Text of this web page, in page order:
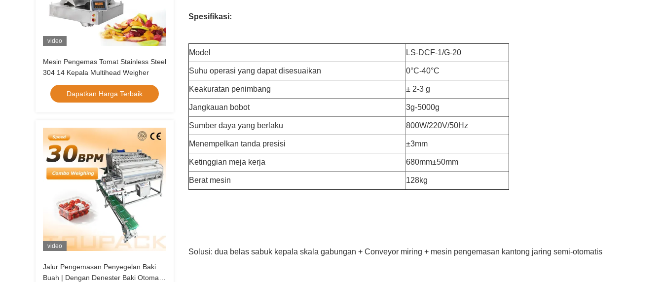
video
Mesin Pengemas Tomat Stainless Steel
304 14 Kepala Multihead Weigher
Dapatkan Harga Terbaik
video
Jalur Pengemasan Penyegelan Baki
Buah | Dengan Denester Baki Otomatis
Spesifikasi:
Model LS-DCF-1/G-20
Suhu operasi yang dapat disesuaikan 0°C-40°C
Keakuratan penimbang ± 2-3 g
Jangkauan bobot 3g-5000g
Sumber daya yang berlaku 800W/220V/50Hz
Menempelkan tanda presisi ±3mm
Ketinggian meja kerja 680mm±50mm
Berat mesin 128kg
Solusi: dua belas sabuk kepala skala gabungan + Conveyor miring + mesin pengemasan kantong jaring semi-otomatis